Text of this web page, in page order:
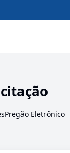
Pregão Eletrônico